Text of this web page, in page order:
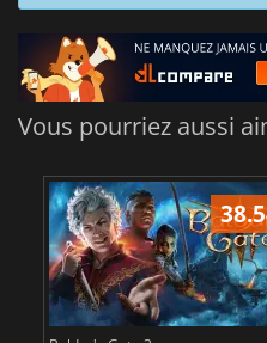
Vous pourriez aussi